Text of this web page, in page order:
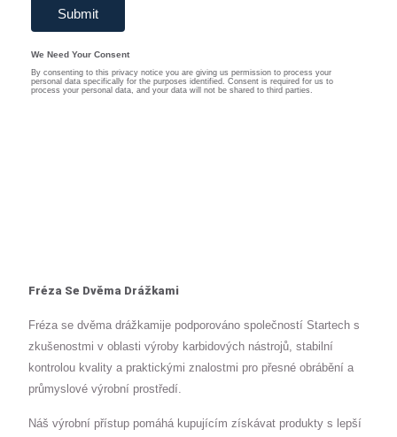
Fréza Se Dvěma Drážkami
Fréza se dvěma drážkamije podporováno společností Startech s
zkušenostmi v oblasti výroby karbidových nástrojů, stabilní
kontrolou kvality a praktickými znalostmi pro přesné obrábění a
průmyslové výrobní prostředí.
Náš výrobní přístup pomáhá kupujícím získávat produkty s lepší